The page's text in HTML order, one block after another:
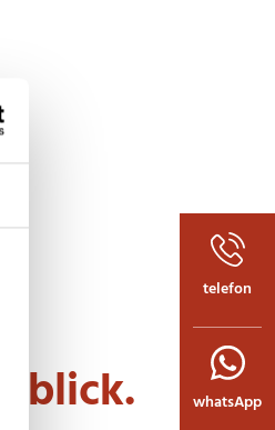
telefon
whatsApp